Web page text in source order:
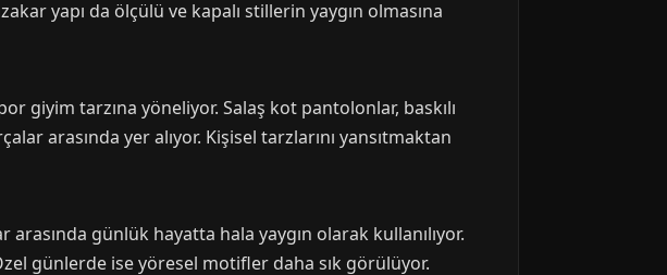
yapı da ölçülü ve kapalı stillerin yaygın olmasına
giyim tarzına yöneliyor. Salaş kot pantolonlar, baskılı
arasında yer alıyor. Kişisel tarzlarını yansıtmaktan
arasında günlük hayatta hala yaygın olarak kullanılıyor.
günlerde ise yöresel motifler daha sık görülüyor.